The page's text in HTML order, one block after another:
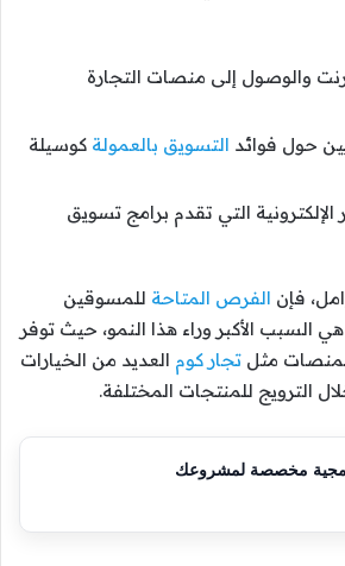
والوصول إلى منصات التجارة
حول فوائد التسويق بالعمولة كوسيلة
الإلكترونية التي تقدم برامج تسويق
فإن الفرص المتاحة للمسوقين
السبب الأكبر وراء هذا النمو، حيث توفر
مثل تجار كوم العديد من الخيارات
الترويج للمنتجات المختلفة.